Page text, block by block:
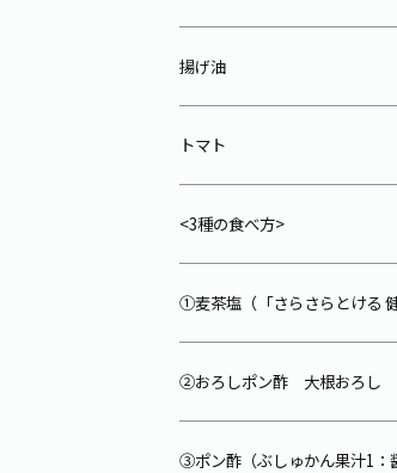
揚げ油
トマト
<3種の食べ方>
①麦茶塩（「さらさらとける
②おろしポン酢 大根おろし
③ポン酢（ぶしゅかん果汁1：